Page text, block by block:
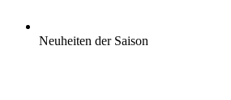
Neuheiten der Saison